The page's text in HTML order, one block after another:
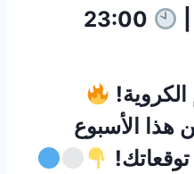
23:00
الأسبوع